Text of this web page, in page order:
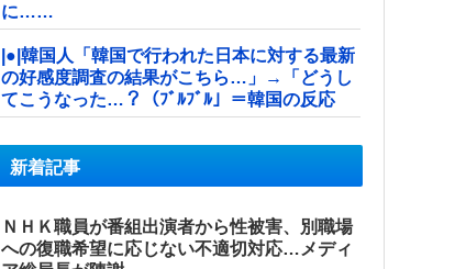
に……
|●|韓国人「韓国で行われた日本に対する最新
の好感度調査の結果がこちら…」→「どうし
てこうなった…？（ﾌﾞﾙﾌﾞﾙ」＝韓国の反応
新着記事
ＮＨＫ職員が番組出演者から性被害、別職場
への復職希望に応じない不適切対応…メディ